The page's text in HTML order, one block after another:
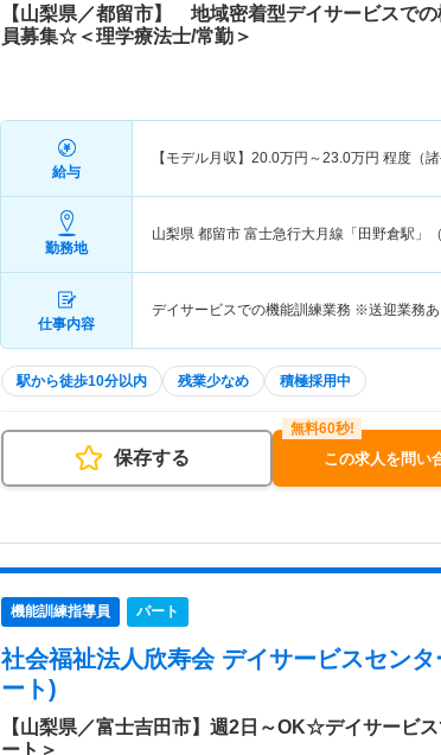
【山梨県／都留市】 地域密着型デイサービスで
員募集☆＜理学療法士/常勤＞
給与
【モデル月収】 20.0万円～23.0万円 程度（諸
勤務地
山梨県 都留市 富士急行大月線「田野倉駅」
仕事内容
デイサービスでの機能訓練業務 ※送迎業務
駅から徒歩10分以内 残業少なめ 積極採用中
保存する この求人を問い
機能訓練指導員 パート
社会福祉法人欣寿会 デイサービスセン
ート)
【山梨県／富士吉田市】週2日～OK☆デイサービ
ート＞